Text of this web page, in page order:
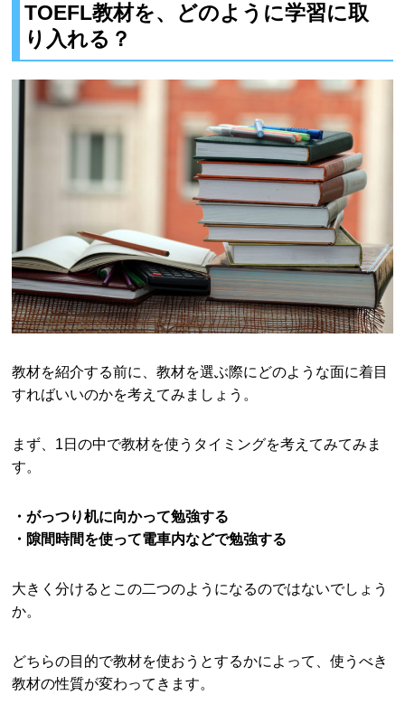
TOEFL教材を、どのように学習に取
り入れる？
教材を紹介する前に、教材を選ぶ際にどのような面に着目
すればいいのかを考えてみましょう。
まず、1日の中で教材を使うタイミングを考えてみてみま
す。
・がっつり机に向かって勉強する
・隙間時間を使って電車内などで勉強する
大きく分けるとこの二つのようになるのではないでしょう
か。
どちらの目的で教材を使おうとするかによって、使うべき
教材の性質が変わってきます。